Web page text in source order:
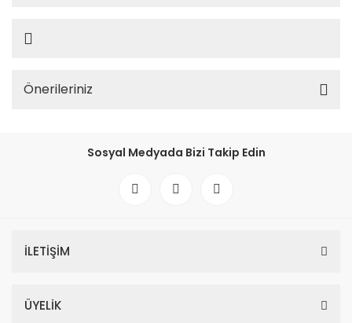
Önerileriniz
Sosyal Medyada Bizi Takip Edin
İLETİŞİM
ÜYELİK